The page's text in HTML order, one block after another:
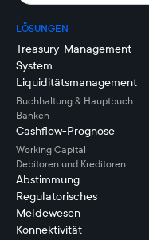
LÖSUNGEN
Treasury-Management-
System
Liquiditätsmanagement
Buchhaltung & Hauptbuch
Banken
Cashflow-Prognose
Working Capital
Debitoren und Kreditoren
Abstimmung
Regulatorisches
Meldewesen
Konnektivität